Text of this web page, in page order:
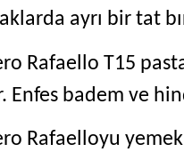
ayrı bir tat
Rafaello T15
Enfes badem ve
Rafaelloyu yemek